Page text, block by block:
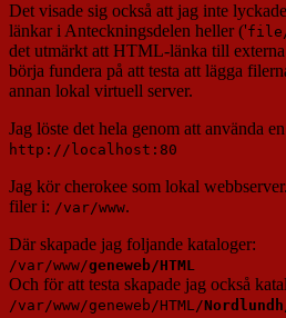
Det visade sig också att jag inte
länkar i Anteckningsdelen heller ('
det utmärkt att HTML-länka till
börja fundera på att testa att lägga
annan lokal virtuell server.
Jag löste det hela genom att använda
http://localhost:80
Jag kör cherokee som lokal
filer i: /var/www.
Där skapade jag foljande kataloger:
/var/www/geneweb/HTML
Och för att testa skapade jag också
/var/www/geneweb/HTML/